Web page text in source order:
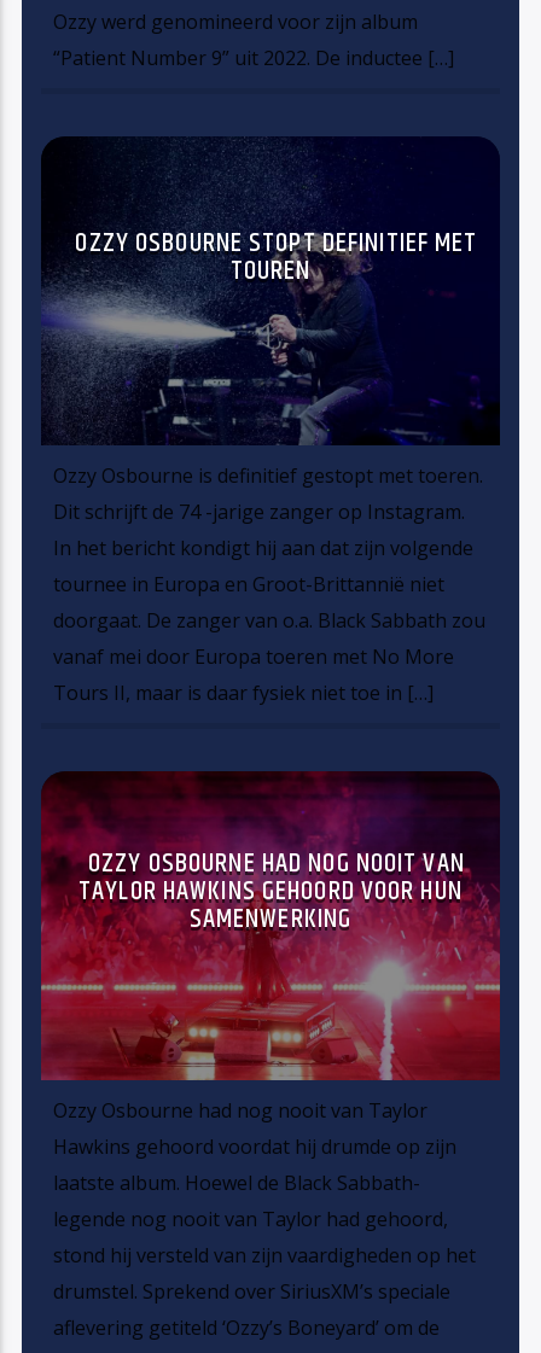
Ozzy werd genomineerd voor zijn album
“Patient Number 9” uit 2022. De inductee […]
OZZY OSBOURNE STOPT DEFINITIEF MET
TOUREN
Ozzy Osbourne is definitief gestopt met toeren.
Dit schrijft de 74 -jarige zanger op Instagram.
In het bericht kondigt hij aan dat zijn volgende
tournee in Europa en Groot-Brittannië niet
doorgaat. De zanger van o.a. Black Sabbath zou
vanaf mei door Europa toeren met No More
Tours II, maar is daar fysiek niet toe in […]
OZZY OSBOURNE HAD NOG NOOIT VAN
TAYLOR HAWKINS GEHOORD VOOR HUN
SAMENWERKING
Ozzy Osbourne had nog nooit van Taylor
Hawkins gehoord voordat hij drumde op zijn
laatste album. Hoewel de Black Sabbath-
legende nog nooit van Taylor had gehoord,
stond hij versteld van zijn vaardigheden op het
drumstel. Sprekend over SiriusXM’s speciale
aflevering getiteld ‘Ozzy’s Boneyard’ om de